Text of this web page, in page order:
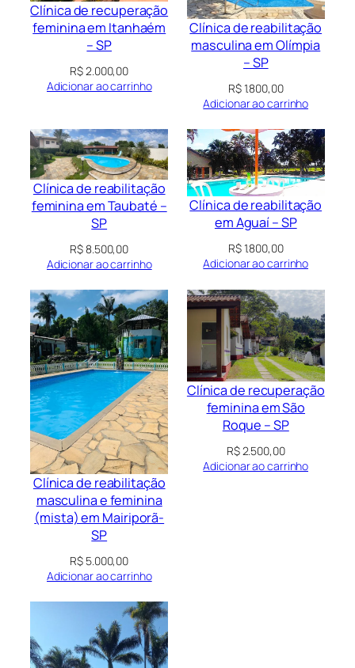
Clínica de recuperação
feminina em Itanhaém
– SP
R$2.000,00
Adicionar ao carrinho
Clínica de reabilitação
masculina em Olímpia
– SP
R$1.800,00
Adicionar ao carrinho
Clínica de reabilitação
feminina em Taubaté –
SP
R$8.500,00
Adicionar ao carrinho
Clínica de reabilitação
em Aguaí – SP
R$1.800,00
Adicionar ao carrinho
Clínica de reabilitação
masculina e feminina
(mista) em Mairiporã-
SP
R$ 5.000,00
Adicionar ao carrinho
Clínica de recuperação
feminina em São
Roque – SP
R$2.500,00
Adicionar ao carrinho